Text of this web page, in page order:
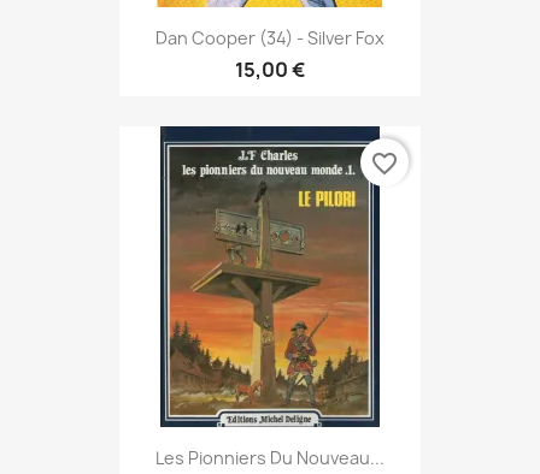
Dan Cooper (34) - Silver Fox
15,00 €
Les Pionniers Du Nouveau...
favorite_border